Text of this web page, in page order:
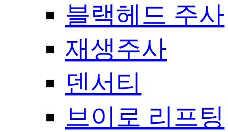
블랙헤드 주사
재생주사
덴서티
브이로 리프팅